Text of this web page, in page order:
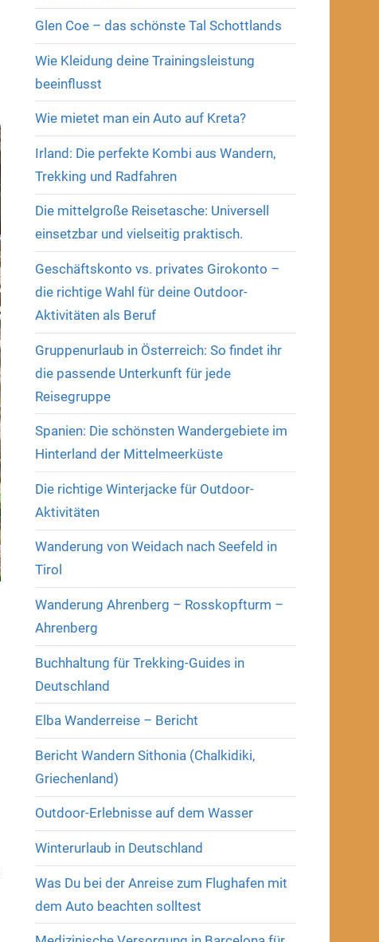
Glen Coe – das schönste Tal Schottlands
Wie Kleidung deine Trainingsleistung
beeinflusst
Wie mietet man ein Auto auf Kreta?
Irland: Die perfekte Kombi aus Wandern,
Trekking und Radfahren
Die mittelgroße Reisetasche: Universell
einsetzbar und vielseitig praktisch.
Geschäftskonto vs. privates Girokonto –
die richtige Wahl für deine Outdoor-
Aktivitäten als Beruf
Gruppenurlaub in Österreich: So findet ihr
die passende Unterkunft für jede
Reisegruppe
Spanien: Die schönsten Wandergebiete im
Hinterland der Mittelmeerküste
Die richtige Winterjacke für Outdoor-
Aktivitäten
Wanderung von Weidach nach Seefeld in
Tirol
Wanderung Ahrenberg – Rosskopfturm –
Ahrenberg
Buchhaltung für Trekking-Guides in
Deutschland
Elba Wanderreise – Bericht
Bericht Wandern Sithonia (Chalkidiki,
Griechenland)
Outdoor-Erlebnisse auf dem Wasser
Winterurlaub in Deutschland
Was Du bei der Anreise zum Flughafen mit
dem Auto beachten solltest